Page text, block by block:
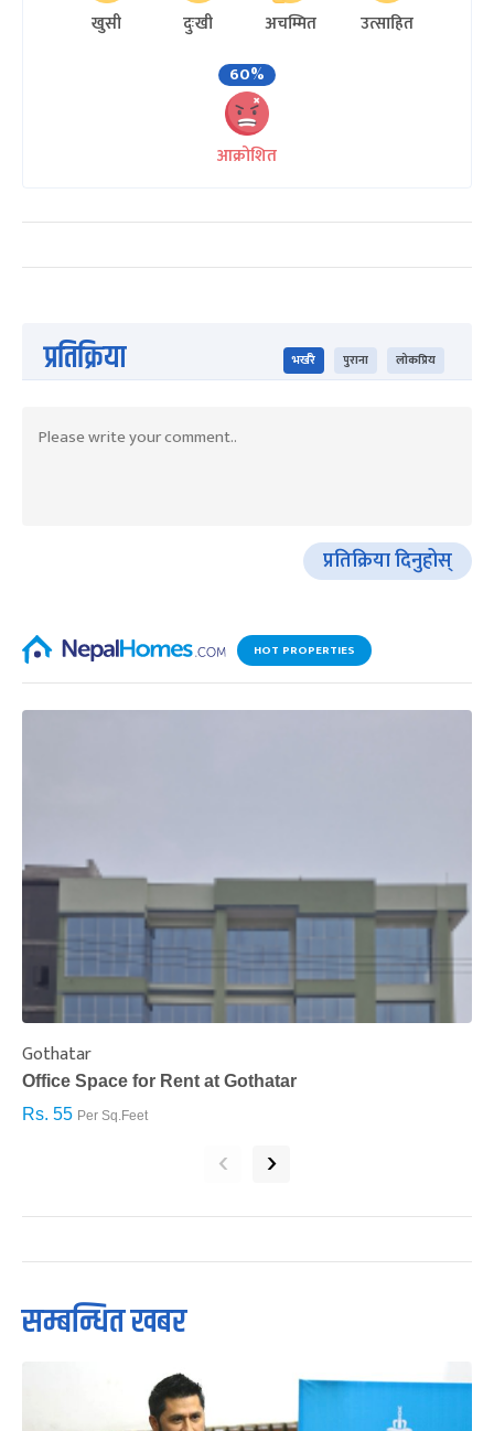
खुसी दुःखी अचम्मित
उत्साहित
60%
आक्रोशित
प्रतिक्रिया भर्खरै पुराना लोकप्रिय
प्रतिक्रिया दिनुहोस्
HOT PROPERTIES
Gothatar
Office Space for Rent at Gothatar
Rs. 55 Per Sq.Feet
‹ ›
सम्बन्धित खबर